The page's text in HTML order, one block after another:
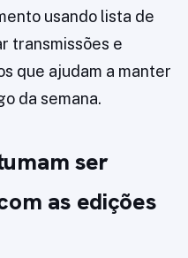
usando lista de
transmissões e
que ajudam a manter
da semana.
ser
as edições